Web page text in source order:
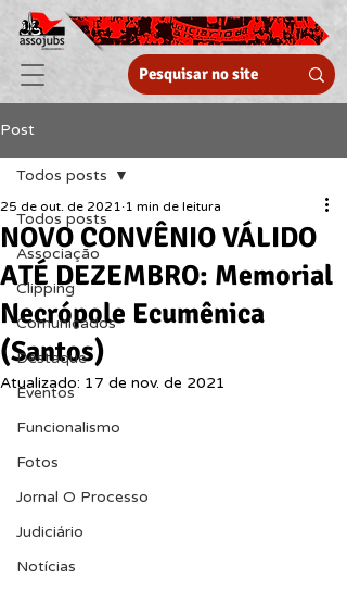
Post
Todos posts
Associação
Clipping
Comunicados
Destaque
Eventos
Funcionalismo
Fotos
Jornal O Processo
Judiciário
Notícias
Todos posts
NOVO CONVÊNIO VÁLIDO
ATÉ DEZEMBRO: Memorial
Necrópole Ecumênica
(Santos)
25 de out. de 2021 1 min de leitura
Atualizado: 17 de nov. de 2021